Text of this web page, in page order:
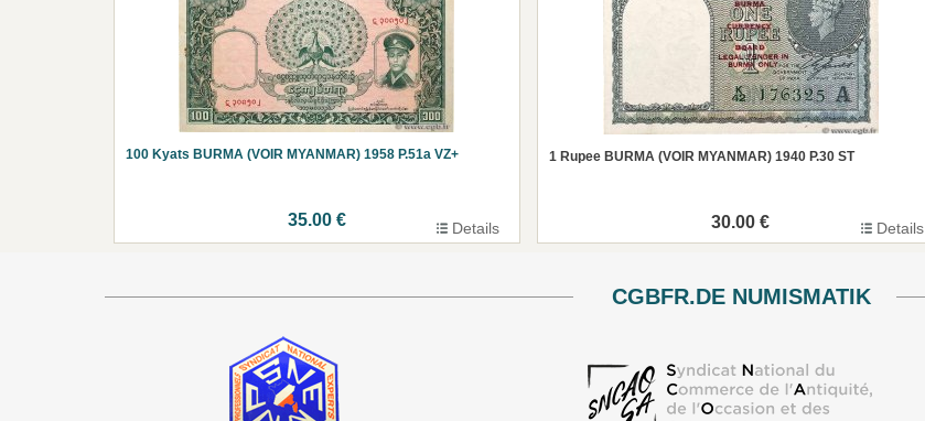
100 Kyats BURMA (VOIR MYANMAR) 1958 P.51a VZ+
35.00 € Details
1 Rupee BURMA (VOIR MYANMAR) 1940 P.30 ST
30.00 € Details
CGBFR.DE NUMISMATIK